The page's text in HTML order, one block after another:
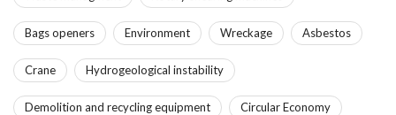
Bags openers Environment Wreckage Asbestos
Crane Hydrogeological instability
Demolition and recycling equipment Circular Economy